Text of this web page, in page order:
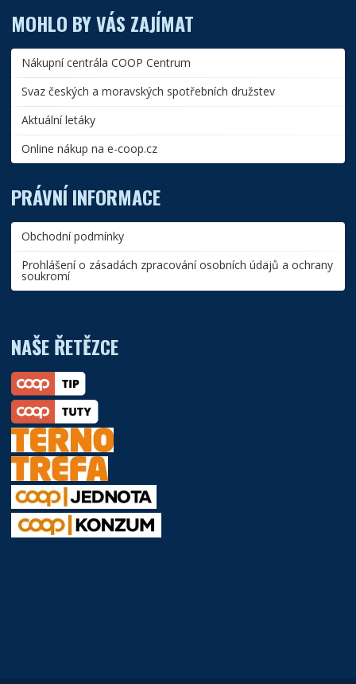
MOHLO BY VÁS ZAJÍMAT
Nákupní centrála COOP Centrum
Svaz českých a moravských spotřebních družstev
Aktuální letáky
Online nákup na e-coop.cz
PRÁVNÍ INFORMACE
Obchodní podmínky
Prohlášení o zásadách zpracování osobních údajů a ochrany
soukromí
NAŠE ŘETĚZCE